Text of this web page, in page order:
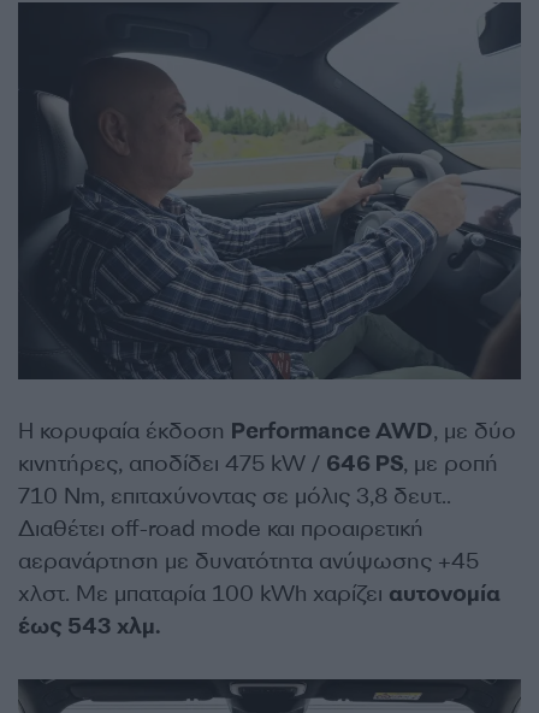
Η κορυφαία έκδοση Performance AWD, με δύο
κινητήρες, αποδίδει 475 kW / 646 PS, με ροπή
710 Nm, επιταχύνοντας σε μόλις 3,8 δευτ..
Διαθέτει off-road mode και προαιρετική
αερανάρτηση με δυνατότητα ανύψωσης +45
χλστ. Με μπαταρία 100 kWh χαρίζει αυτονομία
έως 543 χλμ.